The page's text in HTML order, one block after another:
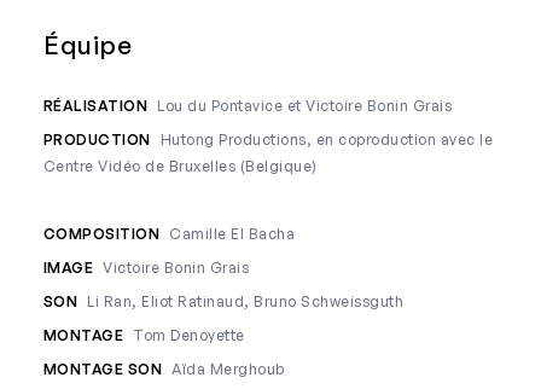
Équipe
RÉALISATION Lou du Pontavice et Victoire Bonin Grais
PRODUCTION
Hutong Productions, en coproduction avec le
Centre Vidéo de Bruxelles (Belgique)
COMPOSITION Camille El Bacha
IMAGE Victoire Bonin Grais
SON Li Ran, Eliot Ratinaud, Bruno Schweissguth
MONTAGE Tom Denoyette
MONTAGE SON Aïda Merghoub